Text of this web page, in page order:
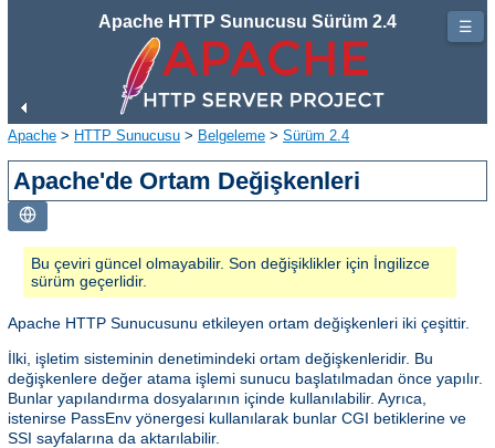
Apache HTTP Sunucusu Sürüm 2.4
Apache > HTTP Sunucusu > Belgeleme > Sürüm 2.4
Apache'de Ortam Değişkenleri
Bu çeviri güncel olmayabilir. Son değişiklikler için İngilizce
sürüm geçerlidir.
Apache HTTP Sunucusunu etkileyen ortam değişkenleri iki çeşittir.
İlki, işletim sisteminin denetimindeki ortam değişkenleridir. Bu
değişkenlere değer atama işlemi sunucu başlatılmadan önce yapılır.
Bunlar yapılandırma dosyalarının içinde kullanılabilir. Ayrıca,
istenirse PassEnv yönergesi kullanılarak bunlar CGI betiklerine ve
SSI sayfalarına da aktarılabilir.
☰